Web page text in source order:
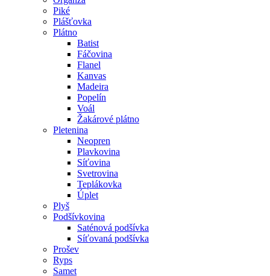
Piké
Plášťovka
Plátno
Batist
Fáčovina
Flanel
Kanvas
Madeira
Popelín
Voál
Žakárové plátno
Pletenina
Neopren
Plavkovina
Síťovina
Svetrovina
Teplákovka
Úplet
Plyš
Podšívkovina
Saténová podšívka
Síťovaná podšívka
Prošev
Ryps
Samet